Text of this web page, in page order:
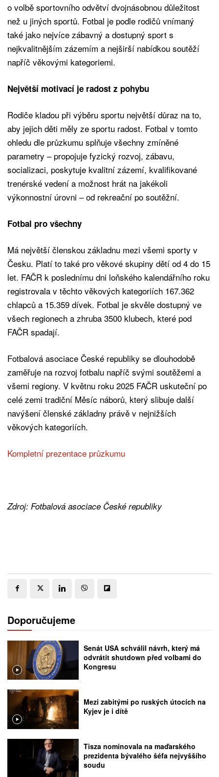
o volbě sportovního odvětví dvojnásobnou důležitost
než u jiných sportů. Fotbal je podle rodičů vnímaný
také jako nejvíce zábavný a dostupný sport s
nejkvalitnějším zázemím a nejširší nabídkou soutěží
napříč věkovými kategoriemi.
Největší motivací je radost z pohybu
Rodiče kladou při výběru sportu největší důraz na to,
aby jejich děti měly ze sportu radost. Fotbal v tomto
ohledu dle průzkumu splňuje všechny zmíněné
parametry – propojuje fyzický rozvoj, zábavu,
socializaci, poskytuje kvalitní zázemí, kvalifikované
trenérské vedení a možnost hrát na jakékoli
výkonnostní úrovni – od rekreační po soutěžní.
Fotbal pro všechny
Má největší členskou základnu mezi všemi sporty v
Česku. Platí to také pro věkové skupiny dětí od 4 do 15
let. FAČR k poslednímu dni loňského kalendářního roku
registrovala v těchto věkových kategoriích 167.362
chlapců a 15.359 dívek. Fotbal je skvěle dostupný ve
všech regionech a zhruba 3500 klubech, které pod
FAČR spadají.
Fotbalová asociace České republiky se dlouhodobě
zaměřuje na rozvoj fotbalu napříč svými soutěžemi a
všemi regiony. V květnu roku 2025 FAČR uskuteční po
celé zemi tradiční Měsíc náborů, který slibuje další
navýšení členské základny právě v nejnižších
věkových kategoriích.
Kompletní prezentace průzkumu
Zdroj: Fotbalová asociace České republiky
Doporučujeme
Senát USA schválil návrh, který má
odvrátit shutdown před volbami do
Kongresu
Mezi zabitými po ruských útocích na
Kyjev je i dítě
Tisza nominovala na maďarského
prezidenta bývalého šéfa nejvyššího
soudu